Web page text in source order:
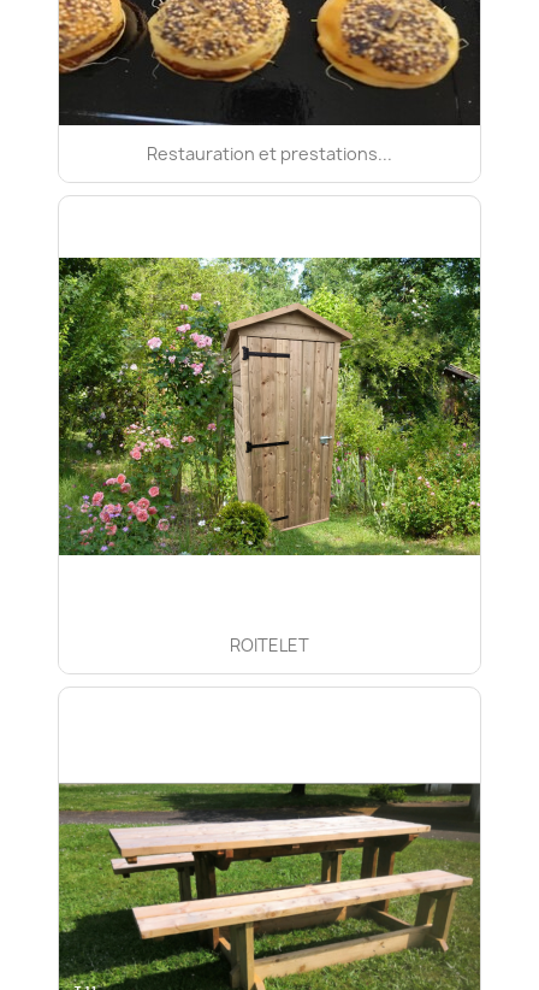
Restauration et prestations...
ROITELET